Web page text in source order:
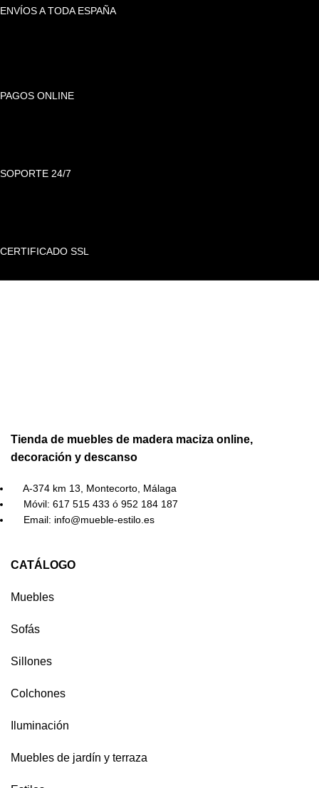
ENVÍOS A TODA ESPAÑA
PAGOS ONLINE
SOPORTE 24/7
CERTIFICADO SSL
Tienda de muebles de madera maciza online,
decoración y descanso
A-374 km 13, Montecorto, Málaga
Móvil: 617 515 433 ó 952 184 187
Email: info@mueble-estilo.es
CATÁLOGO
Muebles
Sofás
Sillones
Colchones
Iluminación
Muebles de jardín y terraza